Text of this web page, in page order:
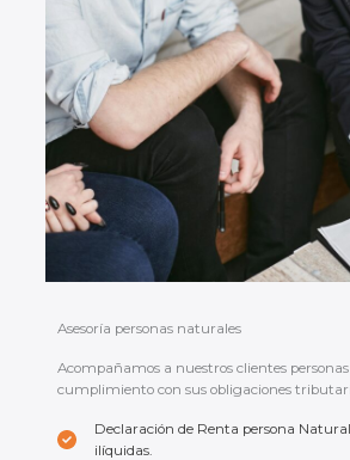
Asesoría personas naturales
Acompañamos a nuestros clientes
cumplimiento con sus obligaciones
Declaración de Renta persona Natural
ilíquidas.